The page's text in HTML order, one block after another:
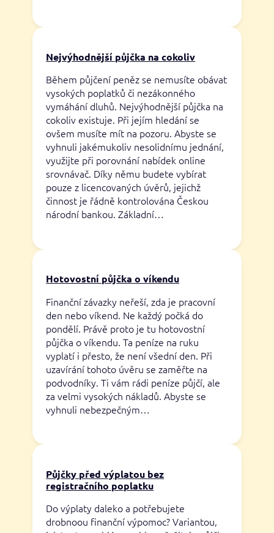
Nejvýhodnější půjčka na cokoliv
Během půjčení peněz se nemusíte obávat
vysokých poplatků či nezákonného
vymáhání dluhů. Nejvýhodnější půjčka na
cokoliv existuje. Při jejím hledání se
ovšem musíte mít na pozoru. Abyste se
vyhnuli jakémukoliv nesolidnímu jednání,
využijte při porovnání nabídek online
srovnávač. Díky němu budete vybírat
pouze z licencovaných úvěrů, jejichž
činnost je řádně kontrolována Českou
národní bankou. Základní…
Hotovostní půjčka o víkendu
Finanční závazky neřeší, zda je pracovní
den nebo víkend. Ne každý počká do
pondělí. Právě proto je tu hotovostní
půjčka o víkendu. Ta peníze na ruku
vyplatí i přesto, že není všední den. Při
uzavírání tohoto úvěru se zaměřte na
podvodníky. Ti vám rádi peníze půjčí, ale
za velmi vysokých nákladů. Abyste se
vyhnuli nebezpečným…
Půjčky před výplatou bez
registračního poplatku
Do výplaty daleko a potřebujete
drobnoou finanční výpomoc? Variantou,